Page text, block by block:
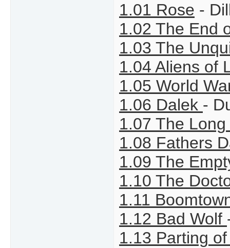
1.01 Rose -
1.02 The End
1.03 The
1.04 Aliens of
1.05 World
1.06 Dalek -
1.07 The
1.08 Fathers
1.09 The
1.10 The
1.11
1.12 Bad Wolf
1.13 Parting